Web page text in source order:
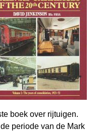
boek over rijtuigen.
periode van de Mark